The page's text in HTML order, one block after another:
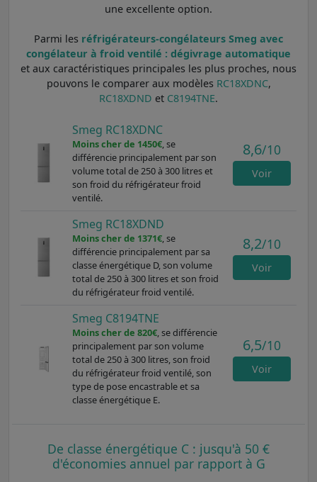
une excellente option.
Parmi les réfrigérateurs-congélateurs Smeg avec
congélateur à froid ventilé : dégivrage automatique
et aux caractéristiques principales les plus proches, nous
pouvons le comparer aux modèles RC18XDNC,
RC18XDND et C8194TNE.
Smeg RC18XDNC
Moins cher de 1450€, se
différencie principalement par son
volume total de 250 à 300 litres et
son froid du réfrigérateur froid
ventilé.
8,6/10
Voir
Smeg RC18XDND
Moins cher de 1371€, se
différencie principalement par sa
classe énergétique D, son volume
total de 250 à 300 litres et son froid
du réfrigérateur froid ventilé.
8,2/10
Voir
Smeg C8194TNE
Moins cher de 820€, se différencie
principalement par son volume
total de 250 à 300 litres, son froid
du réfrigérateur froid ventilé, son
type de pose encastrable et sa
classe énergétique E.
6,5/10
Voir
De classe énergétique C : jusqu'à 50 €
d'économies annuel par rapport à G